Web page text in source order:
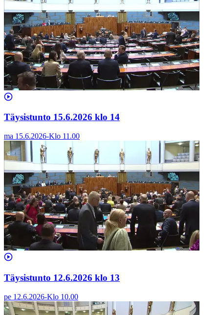
Täysistunto 15.6.2026 klo 14
ma 15.6.2026-Klo 11.00
Täysistunto 12.6.2026 klo 13
pe 12.6.2026-Klo 10.00